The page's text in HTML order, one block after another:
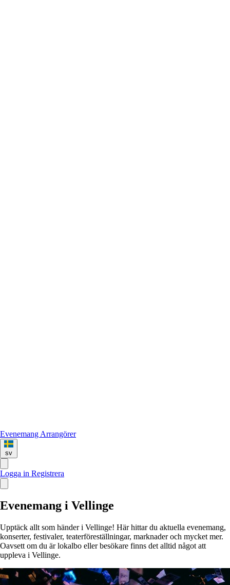
Evenemang Arrangörer
sv
Logga in Registrera
Evenemang i Vellinge
Upptäck allt som händer i Vellinge! Här hittar du aktuella evenemang,
konserter, festivaler, teaterföreställningar, marknader och mycket mer.
Oavsett om du är lokalbo eller besökare finns det alltid något att
uppleva i Vellinge.